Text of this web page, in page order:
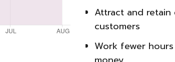
Attract and
customers
Work fewer